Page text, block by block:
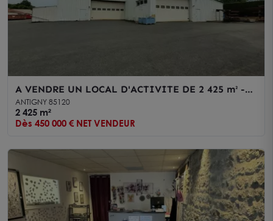
A VENDRE UN LOCAL D'ACTIVITE DE 2 425 m² -
ZONE INDUSTRIELLE - ANTIGNY
ANTIGNY 85120
2 425 m²
Dès 450 000 € NET VENDEUR